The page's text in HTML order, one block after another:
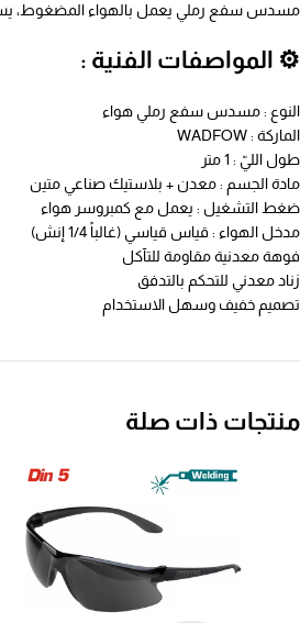
مسدس سفع رملي يعمل بالهواء المضغوط،
⚙️ المواصفات الفنية :
النوع : مسدس سفع رملي هواء
الماركة : WADFOW
طول الليّ : 1 متر
مادة الجسم : معدن + بلاستيك صناعي متين
ضغط التشغيل : يعمل مع كمبروسر هواء
مدخل الهواء : قياس قياسي (غالباً 1/4 إنش)
فوهة معدنية مقاومة للتآكل
زناد معدني للتحكم بالتدفق
تصميم خفيف وسهل الاستخدام
منتجات ذات صلة